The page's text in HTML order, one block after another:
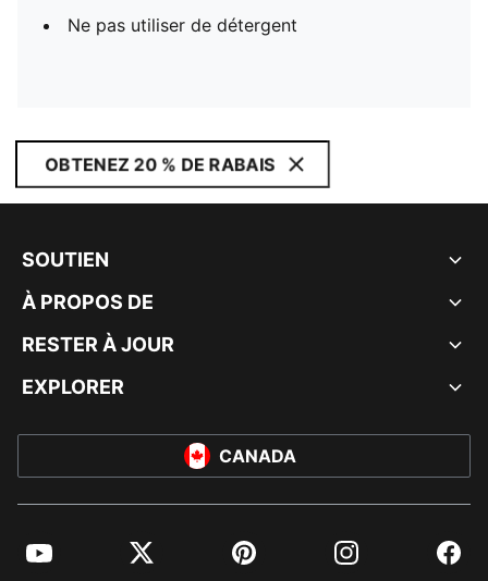
Ne pas utiliser de détergent
OBTENEZ 20 % DE RABAIS
SOUTIEN
À PROPOS DE
RESTER À JOUR
EXPLORER
CANADA
YouTube Twitter Pinterest Instagram